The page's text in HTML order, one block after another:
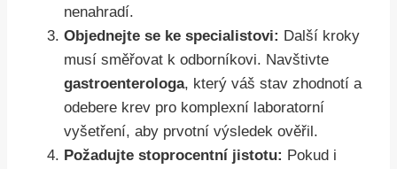
nenahradí.
Objednejte se ke specialistovi: Další kroky
musí směřovat k odborníkovi. Navštivte
gastroenterologa, který váš stav zhodnotí a
odebere krev pro komplexní laboratorní
vyšetření, aby prvotní výsledek ověřil.
Požadujte stoprocentní jistotu: Pokud i